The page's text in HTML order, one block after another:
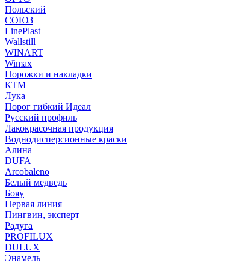
Польский
СОЮЗ
LinePlast
Wallstill
WINART
Wimax
Порожки и накладки
КТМ
Лука
Порог гибкий Идеал
Русский профиль
Лакокрасочная продукция
Воднодисперсионные краски
Алина
DUFA
Arcobaleno
Белый медведь
Бояу
Первая линия
Пингвин, эксперт
Радуга
PROFILUX
DULUX
Энамель